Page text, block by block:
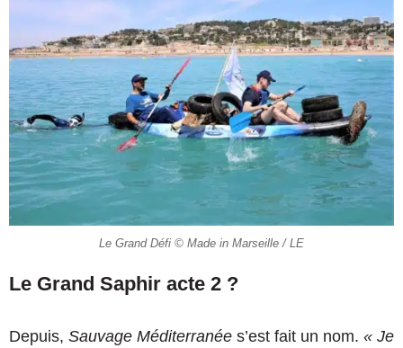
Le Grand Défi © Made in Marseille / LE
Le Grand Saphir acte 2 ?
Depuis, Sauvage Méditerranée s’est fait un nom. « Je